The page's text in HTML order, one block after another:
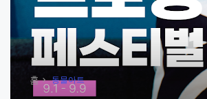
홈 동물아트